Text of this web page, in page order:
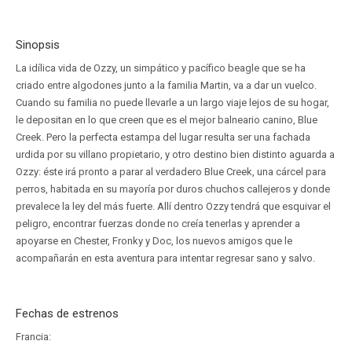
Sinopsis
La idílica vida de Ozzy, un simpático y pacífico beagle que se ha
criado entre algodones junto a la familia Martin, va a dar un vuelco.
Cuando su familia no puede llevarle a un largo viaje lejos de su hogar,
le depositan en lo que creen que es el mejor balneario canino, Blue
Creek. Pero la perfecta estampa del lugar resulta ser una fachada
urdida por su villano propietario, y otro destino bien distinto aguarda a
Ozzy: éste irá pronto a parar al verdadero Blue Creek, una cárcel para
perros, habitada en su mayoría por duros chuchos callejeros y donde
prevalece la ley del más fuerte. Allí dentro Ozzy tendrá que esquivar el
peligro, encontrar fuerzas donde no creía tenerlas y aprender a
apoyarse en Chester, Fronky y Doc, los nuevos amigos que le
acompañarán en esta aventura para intentar regresar sano y salvo.
Fechas de estrenos
Francia: